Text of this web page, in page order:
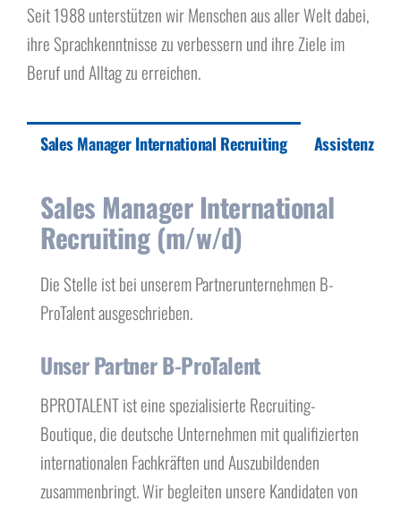
Über uns
Seit 1988 unterstützen wir Menschen aus aller Welt dabei,
ihre Sprachkenntnisse zu verbessern und ihre Ziele im
Beruf und Alltag zu erreichen.
Sales Manager International Recruiting Assistenz
Sales Manager International
Recruiting (m/w/d)
Die Stelle ist bei unserem Partnerunternehmen B-
ProTalent ausgeschrieben.
Unser Partner B-ProTalent
BPROTALENT ist eine spezialisierte Recruiting-
Boutique, die deutsche Unternehmen mit qualifizierten
internationalen Fachkräften und Auszubildenden
zusammenbringt. Wir begleiten unsere Kandidaten von